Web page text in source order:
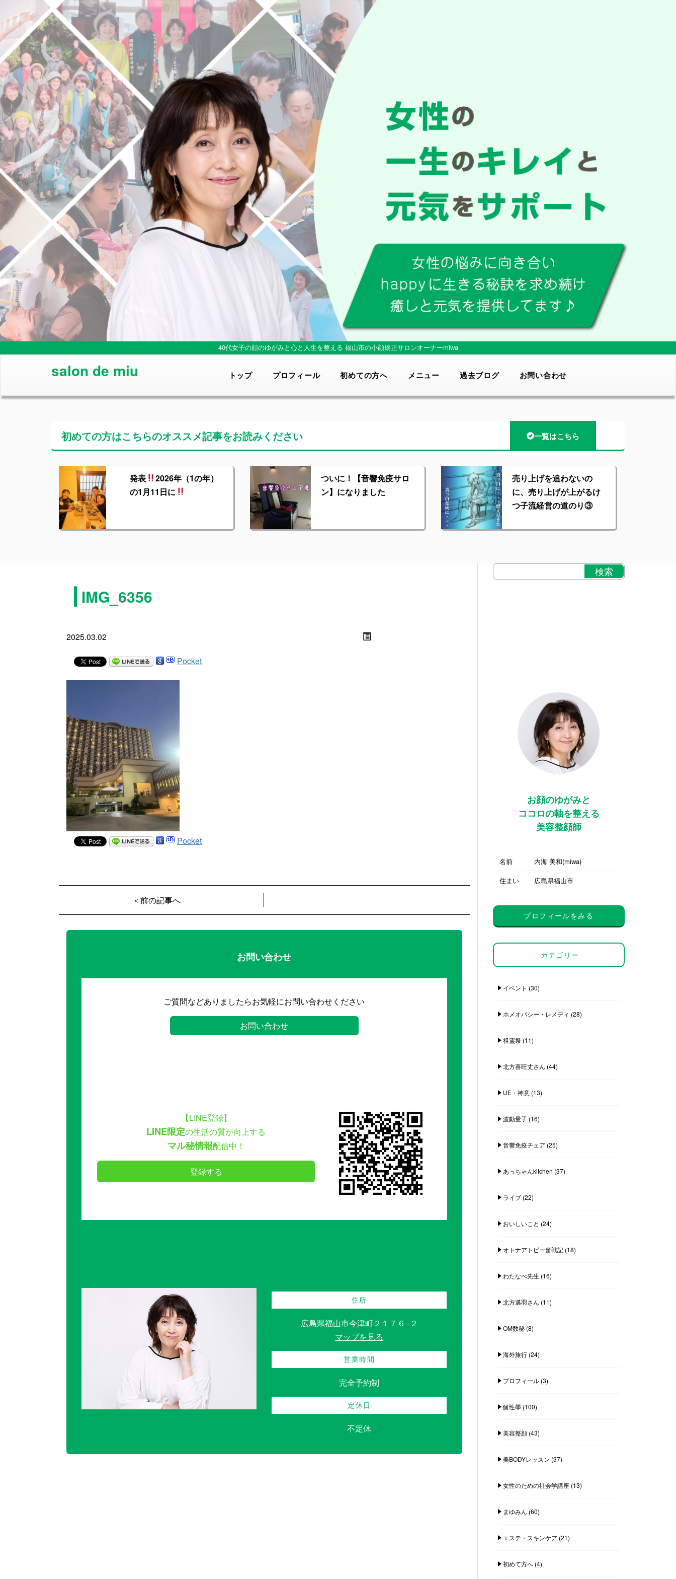
40代女子の顔のゆがみと心と人生を整える 福山市の小顔矯正サロンオーナーmiwa
salon de miu トップ プロフィール 初めての方へ メニュー 過去ブログ お問い合わせ
初めての方はこちらのオススメ記事をお読みください 一覧はこちら
発表
2026年（1の年）
の1月11日に
ついに！【音響免疫サロ
ン】になりました
売り上げを追わないの
に、売り上げが上がるけ
つ子流経営の道のり③
IMG_6356
2025.03.02
Pocket
Pocket
＜前の記事へ
お問い合わせ
ご質問などありましたらお気軽にお問い合わせください
お問い合わせ
【LINE登録】
LINE限定の生活の質が向上する
マル秘情報配信中！
登録する
住所
広島県福山市今津町２１７６−２
マップを見る
営業時間
完全予約制
定休日
不定休
お顔のゆがみと
ココロの軸を整える
美容整顔師
名前
内海 美和(miwa)
住まい
広島県福山市
プロフィールをみる
カテゴリー
イベント (30)
ホメオパシー・レメディ (28)
祖霊祭(11)
北方喜旺丈さん (44)
UE・神意(13)
波動量子(16)
音響免疫チェア (25)
あっちゃんkitchen (37)
ライブ(22)
おいしいこと (24)
オトナアトピー奮戦記(18)
わたなべ先生 (16)
北方邁羽さん (11)
OM数秘(8)
海外旅行(24)
プロフィール(3)
個性學(100)
美容整顔(43)
美BODYレッスン (37)
女性のための社会学講座(13)
まゆみん (60)
エステ・スキンケア (21)
初めて方へ(4)